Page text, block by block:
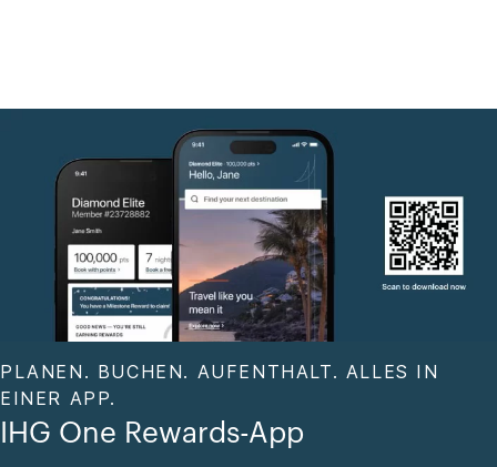
PLANEN. BUCHEN. AUFENTHALT. ALLES IN
EINER APP.
IHG One Rewards-App